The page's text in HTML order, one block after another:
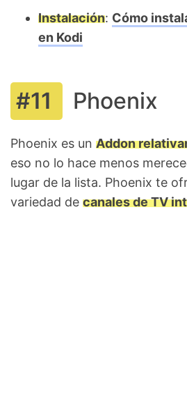
Instalación: Cómo
en Kodi
Phoenix
Phoenix es un Addon
eso no lo hace menos
lugar de la lista. Phoenix te
variedad de canales de TV